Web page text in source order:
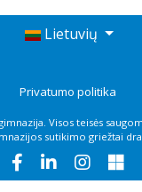
Lietuvių
Privatumo politika
Visos teisės
sutikimo griežtai